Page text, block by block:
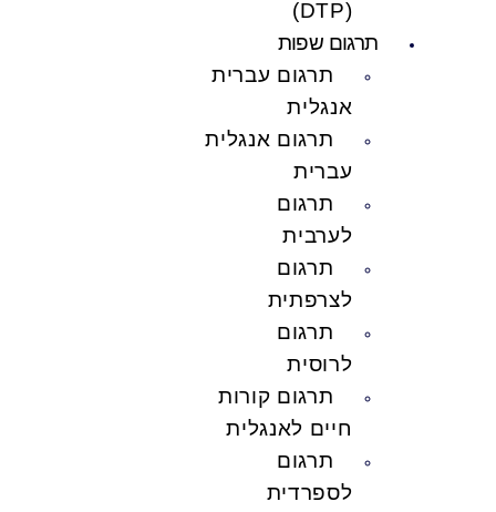
(DTP)
תרגום שפות
תרגום עברית
אנגלית
תרגום אנגלית
עברית
תרגום
לערבית
תרגום
לצרפתית
תרגום
לרוסית
תרגום קורות
חיים לאנגלית
תרגום
לספרדית